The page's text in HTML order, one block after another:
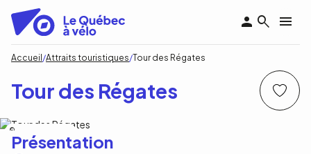
contenu
principal
Fil
d'Ariane
Accueil Attraits touristiques Tour des Régates
Tour des Régates
Présentation